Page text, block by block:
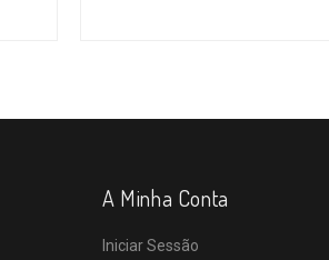
A Minha Conta
Iniciar Sessão